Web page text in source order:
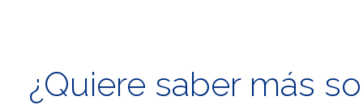
¿Quiere saber más